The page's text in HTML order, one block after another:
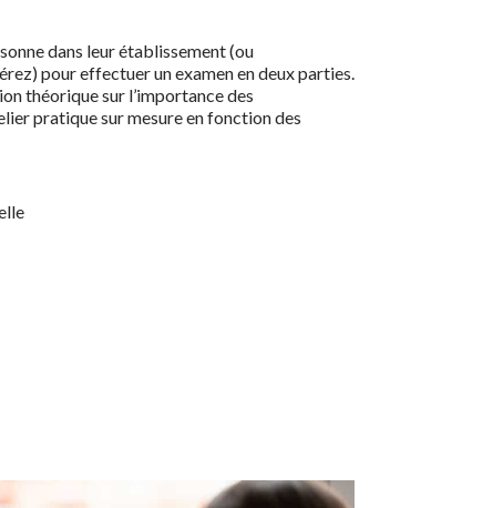
dans leur établissement (ou
pour effectuer un examen en deux parties.
théorique sur l’importance des
pratiquesur mesure en fonction des